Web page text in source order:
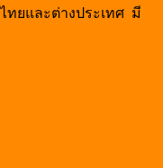
ทยและต่างประเทศ มี